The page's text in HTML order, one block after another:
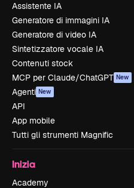
Assistente IA
Generatore di immagini IA
Generatore di video IA
Sintetizzatore vocale IA
Contenuti stock
MCP per Claude/ChatGPT New
Agenti New
API
App mobile
Tutti gli strumenti Magnific
Inizia
Academy